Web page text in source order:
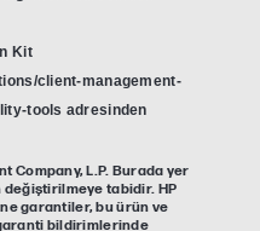
Kit
client-management-
tools adresinden
Company, L.P. Burada yer
değiştirilmeye tabidir. HP
garantiler, bu ürün ve
bildirimlerinde